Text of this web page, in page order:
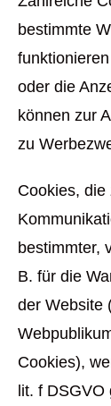
bestimmte
oder die
können zur
zu
Cookies, die
bestimmter,
B. für die
der Website
Cookies),
lit. f